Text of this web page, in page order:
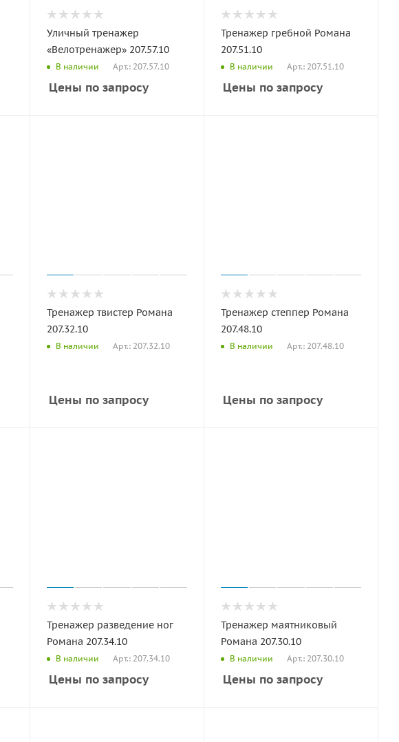
Уличный тренажер
«Велотренажер» 207.57.10
В наличии Арт.: 207.57.10
Цены по запросу
Тренажер гребной Романа
207.51.10
В наличии Арт.: 207.51.10
Цены по запросу
Тренажер твистер Романа
207.32.10
В наличии Арт.: 207.32.10
Цены по запросу
Тренажер степпер Романа
207.48.10
В наличии Арт.: 207.48.10
Цены по запросу
Тренажер разведение ног
Романа 207.34.10
В наличии Арт.: 207.34.10
Цены по запросу
Тренажер маятниковый
Романа 207.30.10
В наличии Арт.: 207.30.10
Цены по запросу